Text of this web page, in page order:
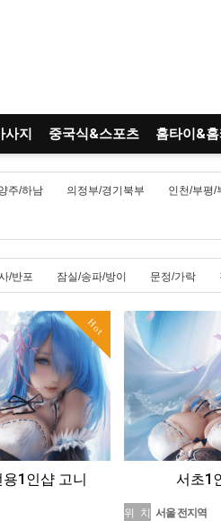
사지 중국식&스포츠 홈타이&홈
주/하남 의정부/경기북부 인천/부평/
/반포 잠실/송파/방이 문정/가락
Hot
1인샵 고니 서초1
위 치
서울 전지역